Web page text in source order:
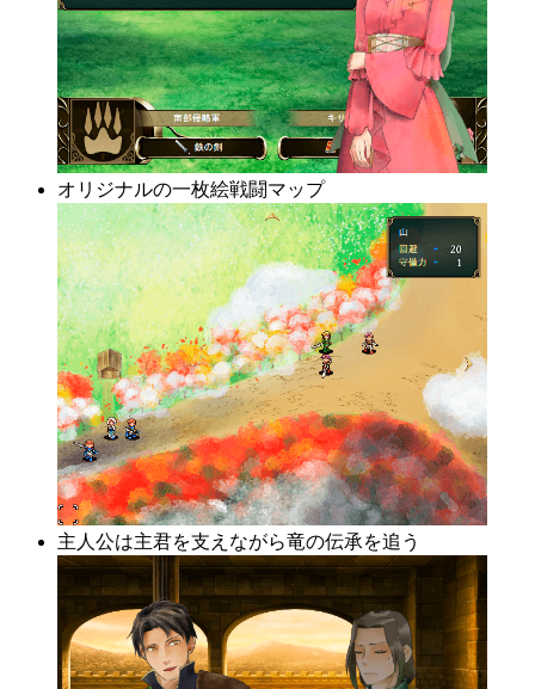
オリジナルの一枚絵戦闘マップ
主人公は主君を支えながら竜の伝承を追う